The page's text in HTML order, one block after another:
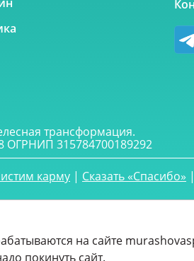
трансформация.
ОГРНИП 315784700189292
карму | Сказать «Спасибо» |
на сайте
покинуть сайт.